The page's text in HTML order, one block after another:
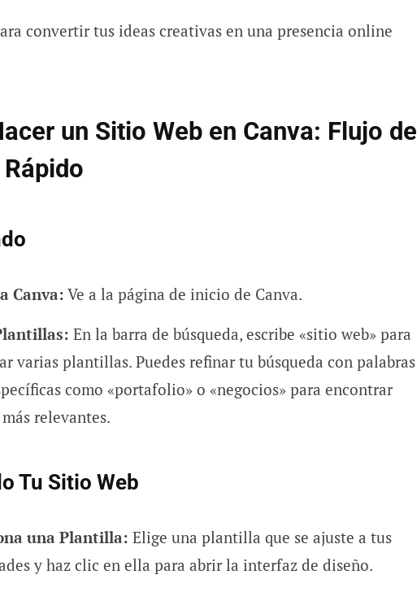
convertir tus ideas creativas en una presencia online
un Sitio Web en Canva: Flujo de
Canva:Ve a la página de inicio de Canva.
En la barra de búsqueda, escribe «sitio web» para
varias plantillas. Puedes refinar tu búsqueda con palabras
como «portafolio» o «negocios» para encontrar
relevantes.
Tu Sitio Web
una Plantilla: Elige una plantilla que se ajuste a tus
y haz clic en ella para abrir la interfaz de diseño.